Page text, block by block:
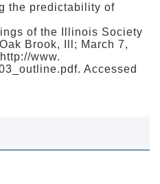
the predictability of
of the Illinois Society
Brook, Ill; March 7,
www.
Accessed